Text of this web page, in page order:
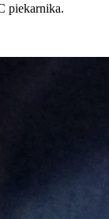
piekarnika.